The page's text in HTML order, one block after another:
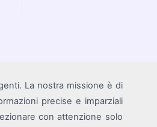
La nostra missione è di
precise e imparziali
con attenzione solo